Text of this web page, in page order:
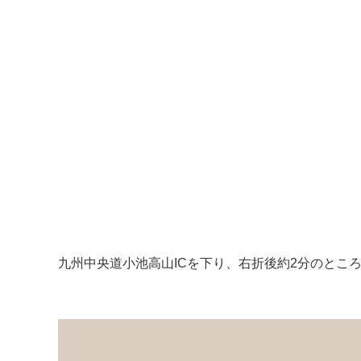
九州中央道小池高山ICを下り、右折後約2分のところ